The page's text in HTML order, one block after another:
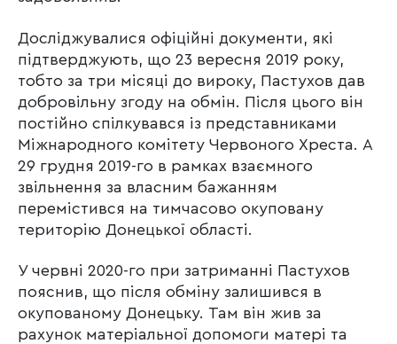
Досліджувалися офіційні документи, які
підтверджують, що 23 вересня 2019 року,
тобто за три місяці до вироку, Пастухов дав
добровільну згоду на обмін. Після цього він
постійно спілкувався із представниками
Міжнародного комітету Червоного Хреста. А
29 грудня 2019-го в рамках взаємного
звільнення за власним бажанням
перемістився на тимчасово окуповану
територію Донецької області.
У червні 2020-го при затриманні Пастухов
пояснив, що після обміну залишився в
окупованому Донецьку. Там він жив за
рахунок матеріальної допомоги матері та